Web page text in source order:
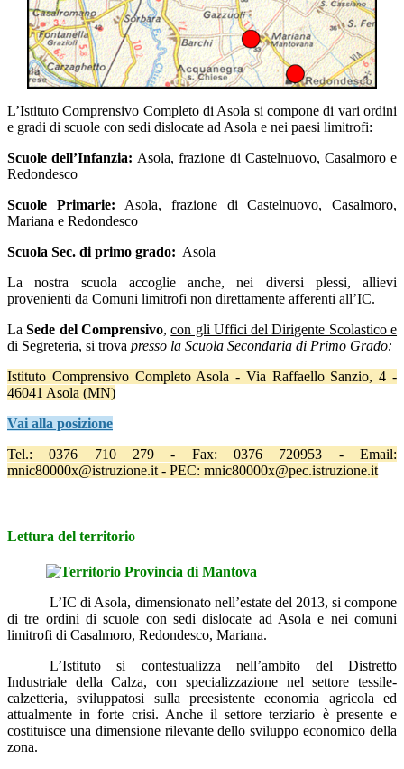
L’Istituto Comprensivo Completo di Asola si compone di vari ordini
e gradi di scuole con sedi dislocate ad Asola e nei paesi limitrofi:
Scuole dell’Infanzia: Asola, frazione di Castelnuovo, Casalmoro e
Redondesco
Scuole Primarie: Asola, frazione di Castelnuovo, Casalmoro,
Mariana e Redondesco
Scuola Sec. di primo grado: Asola
La nostra scuola accoglie anche, nei diversi plessi, allievi
provenienti da Comuni limitrofi non direttamente afferenti all’IC.
LaSede del Comprensivo,con gli Uffici del Dirigente Scolastico e
di Segreteria, si trova presso la Scuola Secondaria di Primo Grado:
Istituto Comprensivo Completo Asola - Via Raffaello Sanzio, 4 -
46041 Asola (MN)
Vai alla posizione
Tel.: 0376 710 279 - Fax: 0376 720953 - Email:
mnic80000x@istruzione.it - PEC: mnic80000x@pec.istruzione.it
Lettura del territorio
L’IC di Asola, dimensionato nell’estate del 2013, si compone
di tre ordini di scuole con sedi dislocate ad Asola e nei comuni
limitrofi di Casalmoro, Redondesco, Mariana.
L’Istitutosi contestualizza nell’ambito del Distretto
Industriale della Calza, con specializzazione nel settore tessile-
calzetteria, sviluppatosi sulla preesistente economia agricola ed
attualmente in forte crisi. Anche il settore terziario è presente e
costituisce una dimensione rilevante dello sviluppo economico della
zona.